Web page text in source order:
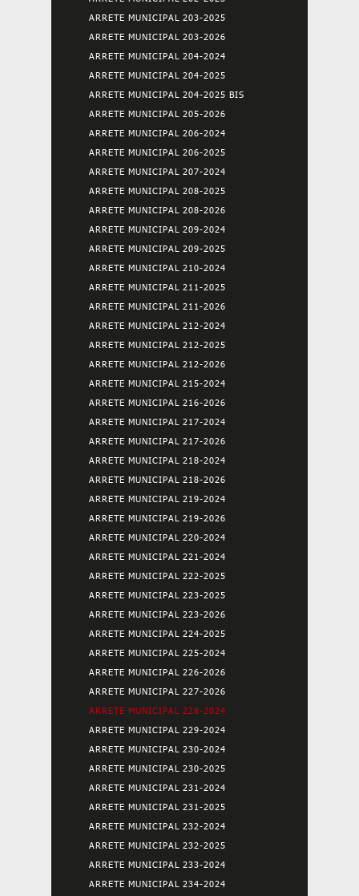
ARRETE MUNICIPAL 203-2025
ARRETE MUNICIPAL 203-2026
ARRETE MUNICIPAL 204-2024
ARRETE MUNICIPAL 204-2025
ARRETE MUNICIPAL 204-2025 BIS
ARRETE MUNICIPAL 205-2026
ARRETE MUNICIPAL 206-2024
ARRETE MUNICIPAL 206-2025
ARRETE MUNICIPAL 207-2024
ARRETE MUNICIPAL 208-2025
ARRETE MUNICIPAL 208-2026
ARRETE MUNICIPAL 209-2024
ARRETE MUNICIPAL 209-2025
ARRETE MUNICIPAL 210-2024
ARRETE MUNICIPAL 211-2025
ARRETE MUNICIPAL 211-2026
ARRETE MUNICIPAL 212-2024
ARRETE MUNICIPAL 212-2025
ARRETE MUNICIPAL 212-2026
ARRETE MUNICIPAL 215-2024
ARRETE MUNICIPAL 216-2026
ARRETE MUNICIPAL 217-2024
ARRETE MUNICIPAL 217-2026
ARRETE MUNICIPAL 218-2024
ARRETE MUNICIPAL 218-2026
ARRETE MUNICIPAL 219-2024
ARRETE MUNICIPAL 219-2026
ARRETE MUNICIPAL 220-2024
ARRETE MUNICIPAL 221-2024
ARRETE MUNICIPAL 222-2025
ARRETE MUNICIPAL 223-2025
ARRETE MUNICIPAL 223-2026
ARRETE MUNICIPAL 224-2025
ARRETE MUNICIPAL 225-2024
ARRETE MUNICIPAL 226-2026
ARRETE MUNICIPAL 227-2026
ARRETE MUNICIPAL 228-2024
ARRETE MUNICIPAL 229-2024
ARRETE MUNICIPAL 230-2024
ARRETE MUNICIPAL 230-2025
ARRETE MUNICIPAL 231-2024
ARRETE MUNICIPAL 231-2025
ARRETE MUNICIPAL 232-2024
ARRETE MUNICIPAL 232-2025
ARRETE MUNICIPAL 233-2024
ARRETE MUNICIPAL 234-2024